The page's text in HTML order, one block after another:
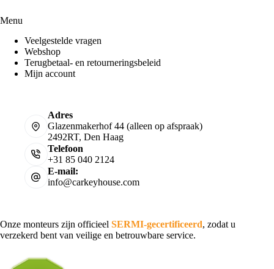
Menu
Veelgestelde vragen
Webshop
Terugbetaal- en retourneringsbeleid
Mijn account
Adres
Glazenmakerhof 44 (alleen op afspraak)
2492RT, Den Haag
Telefoon
+31 85 040 2124
E-mail:
info@carkeyhouse.com
Onze monteurs zijn officieel SERMI-gecertificeerd, zodat u
verzekerd bent van veilige en betrouwbare service.